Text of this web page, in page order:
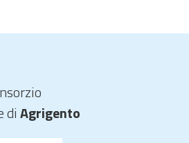
diAgrigento